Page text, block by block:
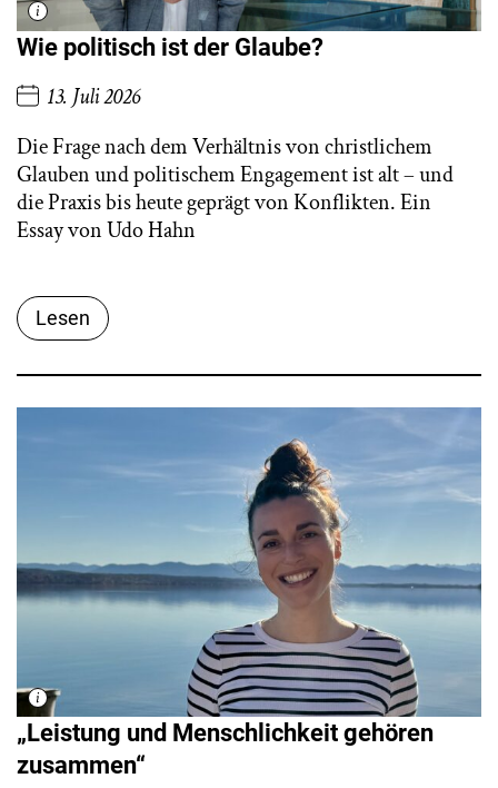
Wie politisch ist der Glaube?
13. Juli 2026
Die Frage nach dem Verhältnis von christlichem
Glauben und politischem Engagement ist alt – und
die Praxis bis heute geprägt von Konflikten. Ein
Essay von Udo Hahn
Lesen
„Leistung und Menschlichkeit gehören
zusammen“